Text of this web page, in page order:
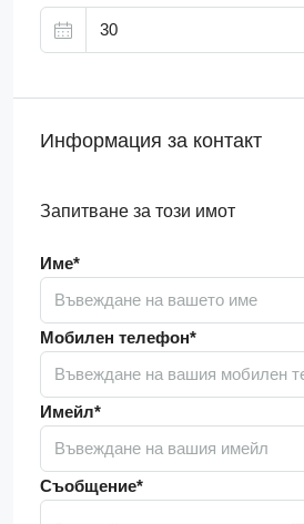
Информация за контакт
Запитване за този имот
Име*
Мобилен телефон*
Имейл*
Съобщение*